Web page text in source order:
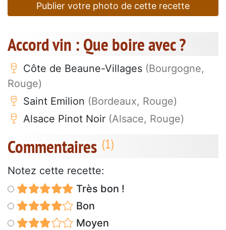
Publier votre photo de cette recette
Accord vin : Que boire avec ?
Côte de Beaune-Villages (Bourgogne,
Rouge)
Saint Emilion (Bordeaux, Rouge)
Alsace Pinot Noir (Alsace, Rouge)
Commentaires
Notez cette recette:
Très bon !
Bon
Moyen